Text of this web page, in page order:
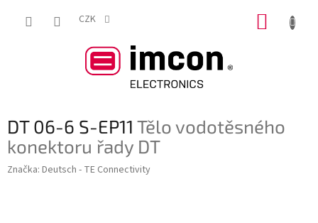
CZK
DT 06-6 S-EP11 Tělo vodotěsného
konektoru řady DT
Značka: Deutsch - TE Connectivity